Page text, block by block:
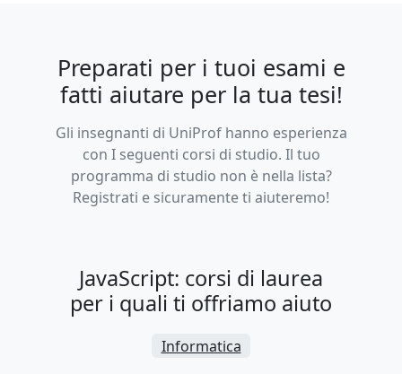
Preparati per i tuoi esami e
fatti aiutare per la tua tesi!
Gli insegnanti di UniProf hanno esperienza
con I seguenti corsi di studio. Il tuo
programma di studio non è nella lista?
Registrati e sicuramente ti aiuteremo!
JavaScript: corsi di laurea
per i quali ti offriamo aiuto
Informatica